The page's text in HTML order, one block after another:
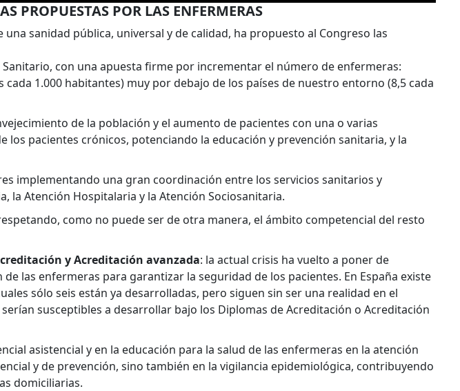
PROPUESTAS POR LAS ENFERMERAS
sanidad pública, universal y de calidad, ha propuesto al Congreso las
Sanitario, con una apuesta firme por incrementar el número de enfermeras:
1.000 habitantes) muy por debajo de los países de nuestro entorno (8,5 cada
de la población y el aumento de pacientes con una o varias
pacientes crónicos, potenciando la educación y prevención sanitaria, y la
implementando una gran coordinación entre los servicios sanitarios y
la Atención Hospitalaria y la Atención Sociosanitaria.
como no puede ser de otra manera, el ámbito competencial del resto
y Acreditación avanzada: la actual crisis ha vuelto a poner de
las enfermeras para garantizar la seguridad de los pacientes. En España existe
sólo seis están ya desarrolladas, pero siguen sin ser una realidad en el
susceptibles a desarrollar bajo los Diplomas de Acreditación o Acreditación
asistencial y en la educación para la salud de las enfermeras en la atención
y de prevención, sino también en la vigilancia epidemiológica, contribuyendo
domiciliarias.